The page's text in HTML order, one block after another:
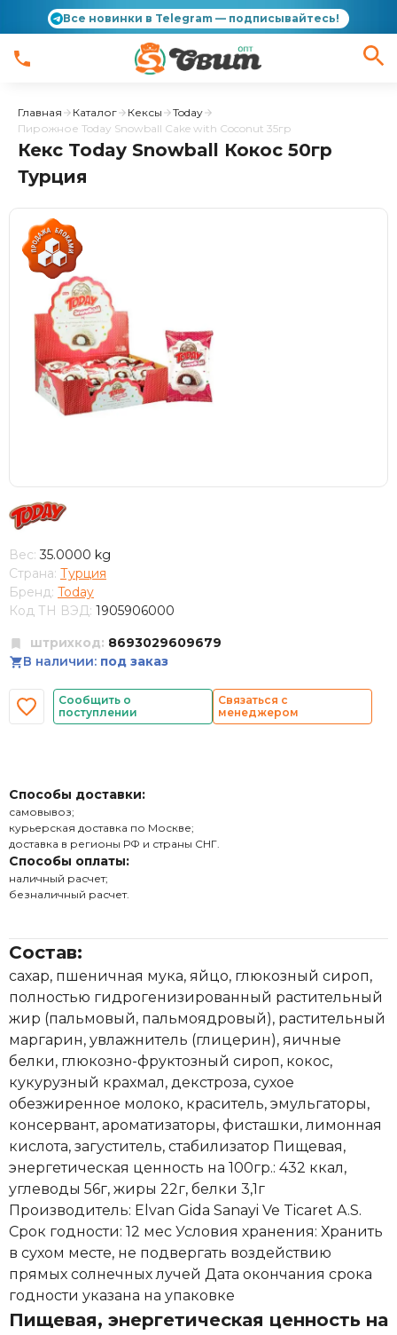
Все новинки в Telegram — подписывайтесь!
Главная Каталог Кексы
Today
Пирожное Today Snowball Cake with Coconut 35гр
Кекс Today Snowball Кокос 50гр
Турция
Вес: 35.0000 kg
Страна: Турция
Бренд: Today
Код ТН ВЭД: 1905906000
штрихкод: 8693029609679
В наличии: под заказ
Сообщить о
поступлении
Связаться с
менеджером
Способы доставки:
самовывоз;
курьерская доставка по Москве;
доставка в регионы РФ и страны СНГ.
Способы оплаты:
наличный расчет;
безналичный расчет.
Состав:
сахар, пшеничная мука, яйцо, глюкозный сироп,
полностью гидрогенизированный растительный
жир (пальмовый, пальмоядровый), растительный
маргарин, увлажнитель (глицерин), яичные
белки, глюкозно-фруктозный сироп, кокос,
кукурузный крахмал, декстроза, сухое
обезжиренное молоко, краситель, эмульгаторы,
консервант, ароматизаторы, фисташки, лимонная
кислота, загуститель, стабилизатор Пищевая,
энергетическая ценность на 100гр.: 432 ккал,
углеводы 56г, жиры 22г, белки 3,1г
Производитель: Elvan Gida Sanayi Ve Ticaret A.S.
Срок годности: 12 мес Условия хранения: Хранить
в сухом месте, не подвергать воздействию
прямых солнечных лучей Дата окончания срока
годности указана на упаковке
Пищевая, энергетическая ценность на